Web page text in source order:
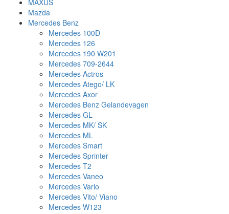
MAXUS
Mazda
Mercedes Benz
Mercedes 100D
Mercedes 126
Mercedes 190 W201
Mercedes 709-2644
Mercedes Actros
Mercedes Atego/ LK
Mercedes Axor
Mercedes Benz Gelandevagen
Mercedes GL
Mercedes MK/ SK
Mercedes ML
Mercedes Smart
Mercedes Sprinter
Mercedes T2
Mercedes Vaneo
Mercedes Vario
Mercedes Vito/ Viano
Mercedes W123